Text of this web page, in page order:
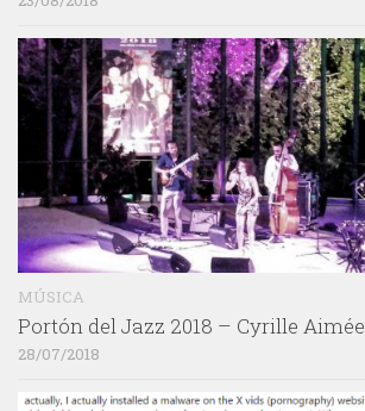
23/08/2018
MÚSICA
Portón del Jazz 2018 – Cyrille Aimée
28/07/2018